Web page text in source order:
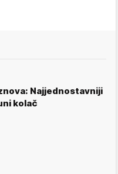
Najjednostavniji
kolač